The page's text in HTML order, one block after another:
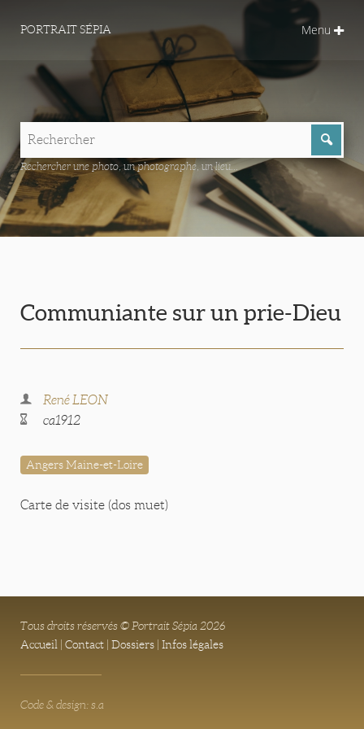
PORTRAIT SÉPIA Menu
Rechercher une photo, un photographe, un lieu...
Communiante sur un prie-Dieu
René LEON
ca1912
Angers Maine-et-Loire
Carte de visite (dos muet)
Tous droits réservés © Portrait Sépia 2026
Accueil Contact Dossiers Infos légales
Code & design: s.a